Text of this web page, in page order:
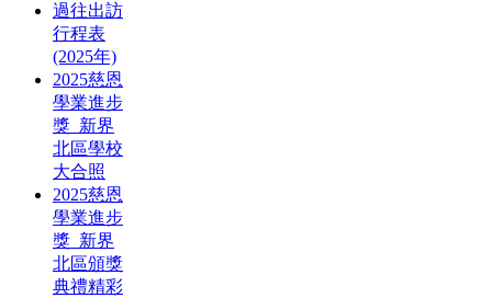
過往出訪
行程表
(2025年)
2025慈恩
學業進步
獎_新界
北區學校
大合照
2025慈恩
學業進步
獎_新界
北區頒獎
典禮精彩